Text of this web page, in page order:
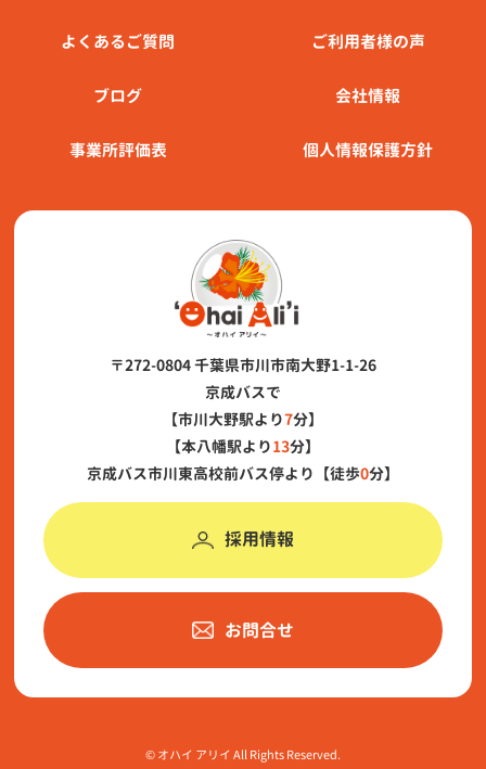
よくあるご質問 ご利用者様の声
ブログ 会社情報
事業所評価表 個人情報保護方針
〒272-0804 千葉県市川市南大野1-1-26
京成バスで
【市川大野駅より7分】
【本八幡駅より13分】
京成バス市川東高校前バス停より【徒歩0分】
採用情報
お問合せ
©︎ オハイ アリイ All Rights Reserved.